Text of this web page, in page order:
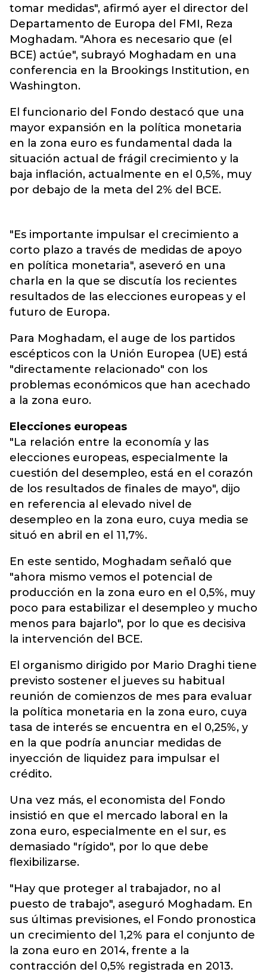
tomar medidas", afirmó ayer el director del
Departamento de Europa del FMI, Reza
Moghadam. "Ahora es necesario que (el
BCE) actúe", subrayó Moghadam en una
conferencia en la Brookings Institution, en
Washington.
El funcionario del Fondo destacó que una
mayor expansión en la política monetaria
en la zona euro es fundamental dada la
situación actual de frágil crecimiento y la
baja inflación, actualmente en el 0,5%, muy
por debajo de la meta del 2% del BCE.
"Es importante impulsar el crecimiento a
corto plazo a través de medidas de apoyo
en política monetaria", aseveró en una
charla en la que se discutía los recientes
resultados de las elecciones europeas y el
futuro de Europa.
Para Moghadam, el auge de los partidos
escépticos con la Unión Europea (UE) está
"directamente relacionado" con los
problemas económicos que han acechado
a la zona euro.
Elecciones europeas
"La relación entre la economía y las
elecciones europeas, especialmente la
cuestión del desempleo, está en el corazón
de los resultados de finales de mayo", dijo
en referencia al elevado nivel de
desempleo en la zona euro, cuya media se
situó en abril en el 11,7%.
En este sentido, Moghadam señaló que
"ahora mismo vemos el potencial de
producción en la zona euro en el 0,5%, muy
poco para estabilizar el desempleo y mucho
menos para bajarlo", por lo que es decisiva
la intervención del BCE.
El organismo dirigido por Mario Draghi tiene
previsto sostener el jueves su habitual
reunión de comienzos de mes para evaluar
la política monetaria en la zona euro, cuya
tasa de interés se encuentra en el 0,25%, y
en la que podría anunciar medidas de
inyección de liquidez para impulsar el
crédito.
Una vez más, el economista del Fondo
insistió en que el mercado laboral en la
zona euro, especialmente en el sur, es
demasiado "rígido", por lo que debe
flexibilizarse.
"Hay que proteger al trabajador, no al
puesto de trabajo", aseguró Moghadam. En
sus últimas previsiones, el Fondo pronostica
un crecimiento del 1,2% para el conjunto de
la zona euro en 2014, frente a la
contracción del 0,5% registrada en 2013.